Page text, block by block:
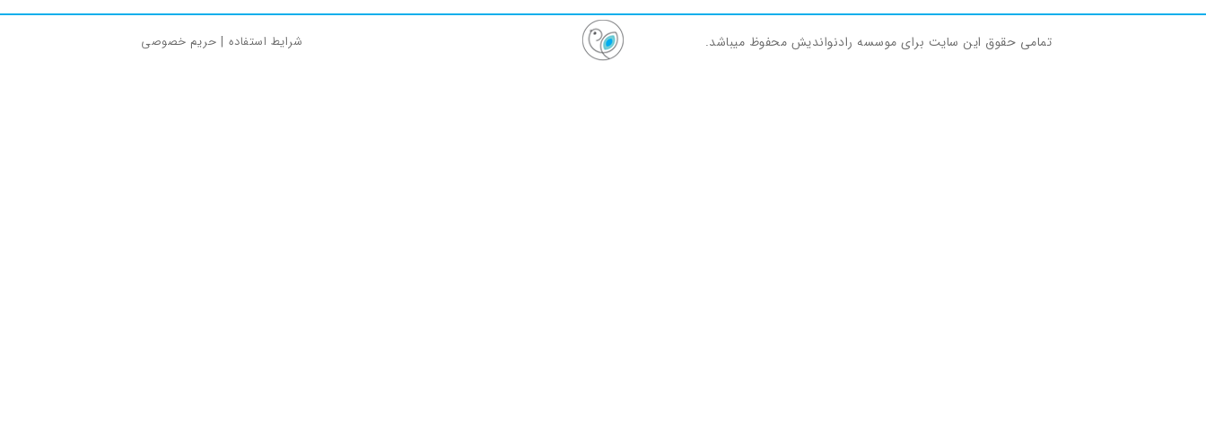
تمامی حقوق این سایت برای موسسه رادنواندیش محفوظ میباشد. حریم خصوصی | شرایط استفاده